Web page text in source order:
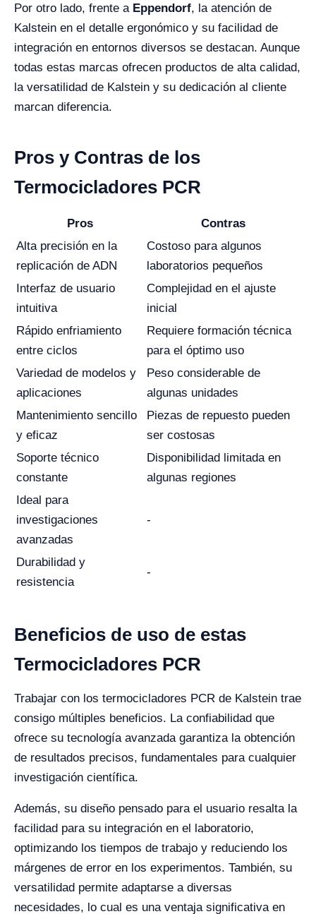
Por otro lado, frente a Eppendorf, la atención de
Kalstein en el detalle ergonómico y su facilidad de
integración en entornos diversos se destacan. Aunque
todas estas marcas ofrecen productos de alta calidad,
la versatilidad de Kalstein y su dedicación al cliente
marcan diferencia.
Pros y Contras de los
Termocicladores PCR
Pros
Contras
Alta precisión en la
replicación de ADN
Costoso para algunos
laboratorios pequeños
Interfaz de usuario
intuitiva
Complejidad en el ajuste
inicial
Rápido enfriamiento
entre ciclos
Requiere formación técnica
para el óptimo uso
Variedad de modelos y
aplicaciones
Peso considerable de
algunas unidades
Mantenimiento sencillo
y eficaz
Piezas de repuesto pueden
ser costosas
Soporte técnico
constante
Disponibilidad limitada en
algunas regiones
Ideal para
investigaciones
avanzadas
-
Durabilidad y
resistencia
-
Beneficios de uso de estas
Termocicladores PCR
Trabajar con los termocicladores PCR de Kalstein trae
consigo múltiples beneficios. La confiabilidad que
ofrece su tecnología avanzada garantiza la obtención
de resultados precisos, fundamentales para cualquier
investigación científica.
Además, su diseño pensado para el usuario resalta la
facilidad para su integración en el laboratorio,
optimizando los tiempos de trabajo y reduciendo los
márgenes de error en los experimentos. También, su
versatilidad permite adaptarse a diversas
necesidades, lo cual es una ventaja significativa en